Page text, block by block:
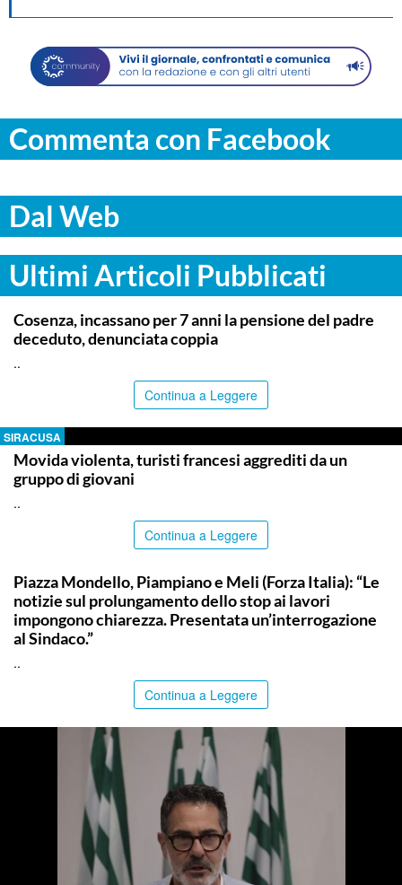
Commenta con Facebook
Dal Web
Ultimi Articoli Pubblicati
ITALPRESS
Cosenza, incassano per 7 anni la pensione del padre
deceduto, denunciata coppia
..
Continua a Leggere
SIRACUSA
Movida violenta, turisti francesi aggrediti da un
gruppo di giovani
..
Continua a Leggere
Piazza Mondello, Piampiano e Meli (Forza Italia): “Le
notizie sul prolungamento dello stop ai lavori
impongono chiarezza. Presentata un’interrogazione
al Sindaco.”
..
Continua a Leggere